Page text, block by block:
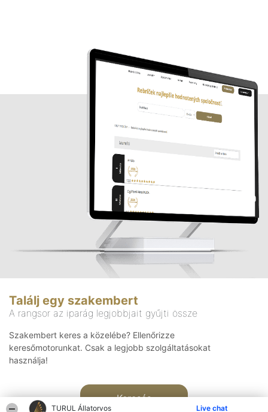
TURUL Állatorvos Live chat
Találj egy szakembert
A rangsor az iparág legjobbjait gyűjti össze
Szakembert keres a közelébe? Ellenőrizze
keresőmotorunkat. Csak a legjobb szolgáltatásokat
használja!
Keresés